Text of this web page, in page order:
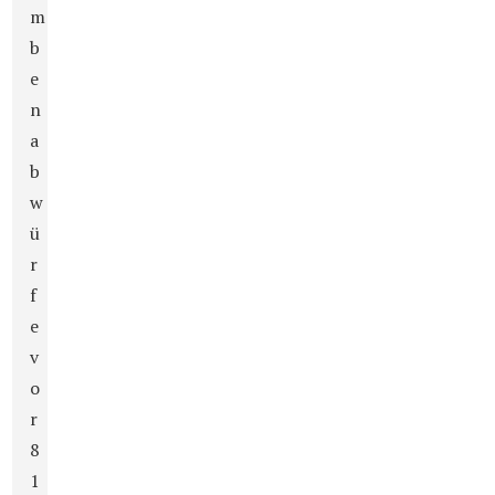
m
b
e
n
a
b
w
ü
r
f
e
v
o
r
8
1